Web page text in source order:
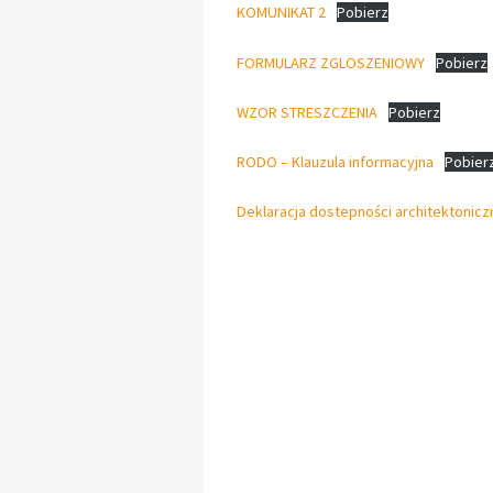
KOMUNIKAT 2 Pobierz
FORMULARZ ZGLOSZENIOWY Pobierz
WZOR STRESZCZENIA Pobierz
RODO – Klauzula informacyjna
Deklaracja dostepności